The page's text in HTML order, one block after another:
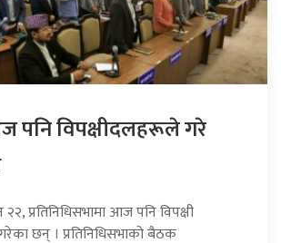
विपक्षीदलहरूले गरे
प्रतिनिधिसभामा आज पनि विपक्षी
छन् । प्रतिनिधिसभाको बैठक